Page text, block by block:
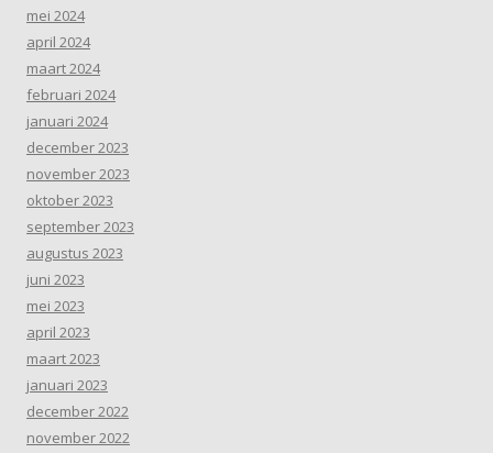
mei 2024
april 2024
maart 2024
februari 2024
januari 2024
december 2023
november 2023
oktober 2023
september 2023
augustus 2023
juni 2023
mei 2023
april 2023
maart 2023
januari 2023
december 2022
november 2022